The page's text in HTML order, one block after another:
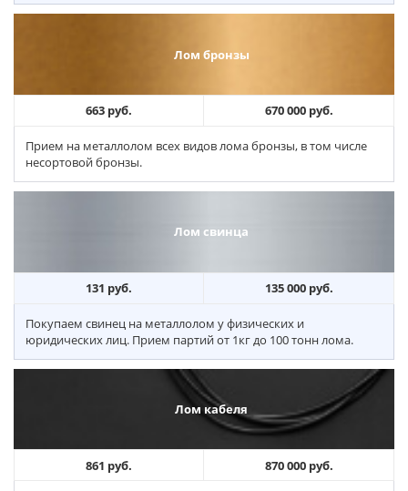
Лом бронзы
663 руб. 670 000 руб.
Прием на металлолом всех видов лома бронзы, в том числе
несортовой бронзы.
Лом свинца
131 руб. 135 000 руб.
Покупаем свинец на металлолом у физических и
юридических лиц. Прием партий от 1кг до 100 тонн лома.
Лом кабеля
861 руб. 870 000 руб.